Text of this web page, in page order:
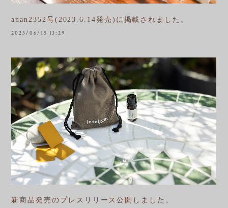
anan2352号(2023.6.14発売)に掲載されました。
2023/06/15 13:29
新商品発売のプレスリリース公開しました。